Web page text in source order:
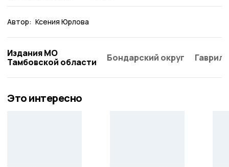
Автор: Ксения Юрлова
Издания МО
Тамбовской области
Бондарский округ
Это интересно